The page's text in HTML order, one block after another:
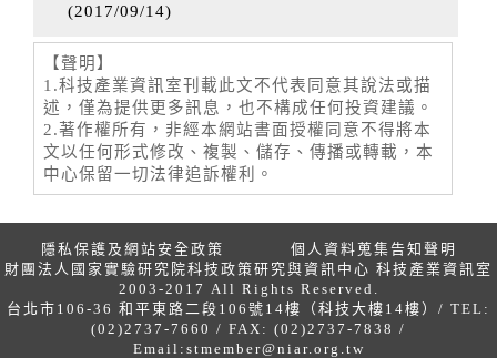
(2017/09/14)
【聲明】
1.科技產業資訊室刊載此文不代表同意其說法或描
述，僅為提供更多訊息，也不構成任何投資建議。
2.著作權所有，非經本網站書面授權同意不得將本
文以任何形式修改、複製、儲存、傳播或轉載，本
中心保留一切法律追訴權利。
隱私保護及網站安全政策
個人資料蒐集告知聲明
財團法人國家實驗研究院科技政策研究與資訊中心 科技產業資訊室
2003-2017 All Rights Reserved.
台北市106-36 和平東路二段106號14樓（科技大樓14樓）/ TEL:
(02)2737-7660 / FAX: (02)2737-7838 /
Email: stmember@niar.org.tw